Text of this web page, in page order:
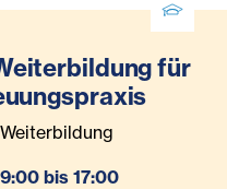
für
bis 17:00